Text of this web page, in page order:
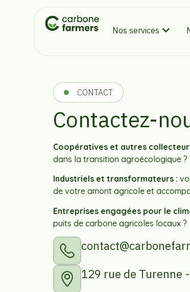
Nos services
CONTACT
Contactez-
Coopératives et autres
dans la transition agroécologique ?
Industriels et transformateurs :
de votre amont agricole et
Entreprises engagées pour le
puits de carbone agricoles locaux ?
129 rue de Turenne